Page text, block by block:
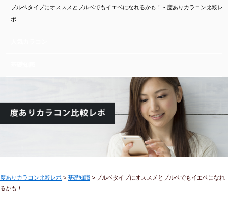
ブルベタイプにオススメとブルベでもイエベになれるかも！ - 度ありカラコン比較レ
ポ
度ありカラコン比較レポ > 基礎知識 > ブルベタイプにオススメとブルベでもイエベになれ
るかも！